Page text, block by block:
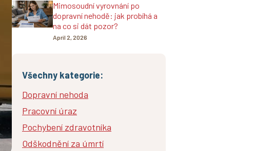
Mimosoudní vyrovnání po
dopravní nehodě: jak probíhá a
na co si dát pozor?
April 2, 2026
Všechny kategorie:
Dopravní nehoda
Pracovní úraz
Pochybení zdravotníka
Odškodnění za úmrtí